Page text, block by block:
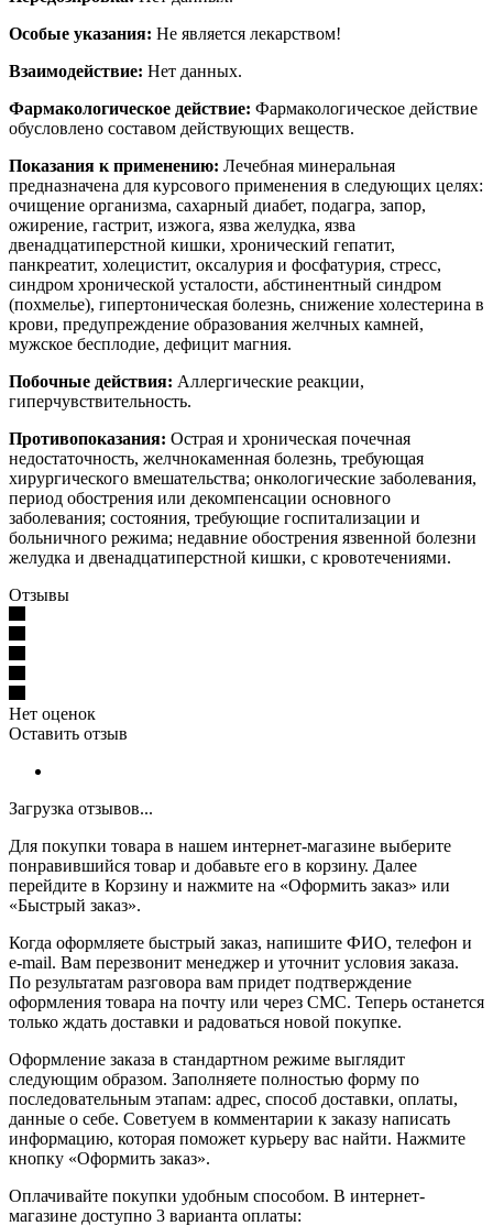
Особые указания: Не является лекарством!
Взаимодействие: Нет данных.
Фармакологическое действие: Фармакологическое действие
обусловлено составом действующих веществ.
Показания к применению: Лечебная минеральная
предназначена для курсового применения в следующих целях:
очищение организма, сахарный диабет, подагра, запор,
ожирение, гастрит, изжога, язва желудка, язва
двенадцатиперстной кишки, хронический гепатит,
панкреатит, холецистит, оксалурия и фосфатурия, стресс,
синдром хронической усталости, абстинентный синдром
(похмелье), гипертоническая болезнь, снижение холестерина в
крови, предупреждение образования желчных камней,
мужское бесплодие, дефицит магния.
Побочные действия: Аллергические реакции,
гиперчувствительность.
Противопоказания: Острая и хроническая почечная
недостаточность, желчнокаменная болезнь, требующая
хирургического вмешательства; онкологические заболевания,
период обострения или декомпенсации основного
заболевания; состояния, требующие госпитализации и
больничного режима; недавние обострения язвенной болезни
желудка и двенадцатиперстной кишки, с кровотечениями.
Отзывы
Нет оценок
Оставить отзыв
Загрузка отзывов...
Для покупки товара в нашем интернет-магазине выберите
понравившийся товар и добавьте его в корзину. Далее
перейдите в Корзину и нажмите на «Оформить заказ» или
«Быстрый заказ».
Когда оформляете быстрый заказ, напишите ФИО, телефон и
e-mail. Вам перезвонит менеджер и уточнит условия заказа.
По результатам разговора вам придет подтверждение
оформления товара на почту или через СМС. Теперь останется
только ждать доставки и радоваться новой покупке.
Оформление заказа в стандартном режиме выглядит
следующим образом. Заполняете полностью форму по
последовательным этапам: адрес, способ доставки, оплаты,
данные о себе. Советуем в комментарии к заказу написать
информацию, которая поможет курьеру вас найти. Нажмите
кнопку «Оформить заказ».
Оплачивайте покупки удобным способом. В интернет-
магазине доступно 3 варианта оплаты: